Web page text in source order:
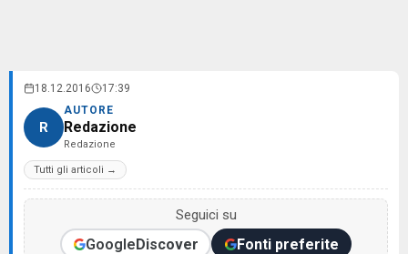
18.12.2016 17:39
R
AUTORE
Redazione
Redazione
Tutti gli articoli →
Seguici su
GoogleDiscover Fonti preferite